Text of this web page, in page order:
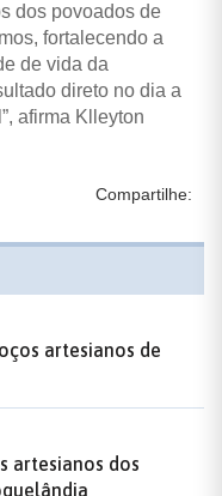
dos povoados de
fortalecendo a
de vida da
direto no dia a
afirma Klleyton
Compartilhe:
artesianos de
artesianos dos